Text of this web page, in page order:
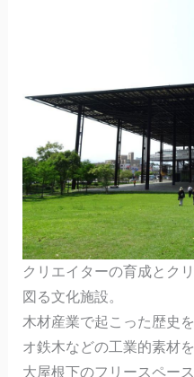
クリエイターの育成とク
図る文化施設。
木材産業で起こった歴史
オ鉄木などの工業的素材
大屋根下のフリースペー